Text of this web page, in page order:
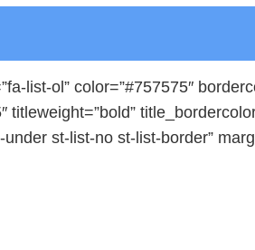
list-ol” color=”#757575″
titleweight=”bold”
st-list-no st-list-border”